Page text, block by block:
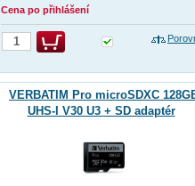
Cena po přihlášení
VERBATIM Pro microSDXC
UHS-I V30 U3 + SD adaptér